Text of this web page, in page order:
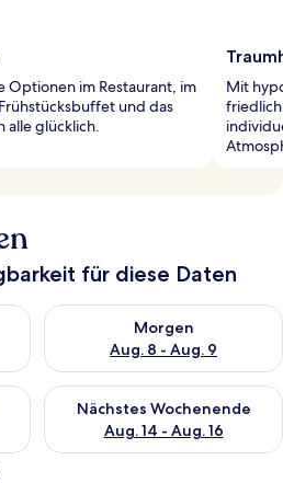
Optionen im Restaurant, im
und das
glücklich.
Mit
für diese Daten
für heute Nacht, Aug. 7 - Aug. 8.
Morgen
Aug. 8 - Aug. 9
Überprüfe die Verfügbarkeit
für dieses Wochenende, Aug. 7
Nächstes Wochenende
Aug. 14 - Aug. 16
Überprüfe die Verfügbarkeit